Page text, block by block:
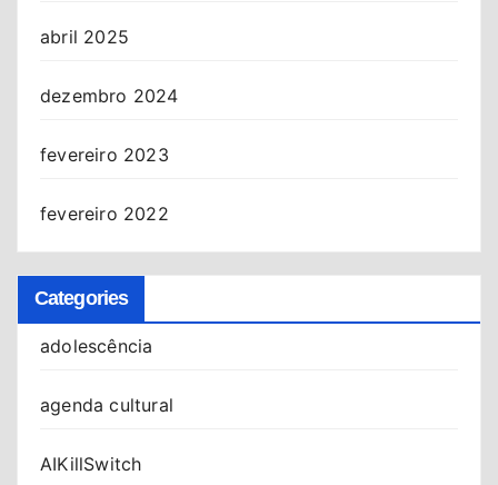
abril 2025
dezembro 2024
fevereiro 2023
fevereiro 2022
Categories
adolescência
agenda cultural
AIKillSwitch